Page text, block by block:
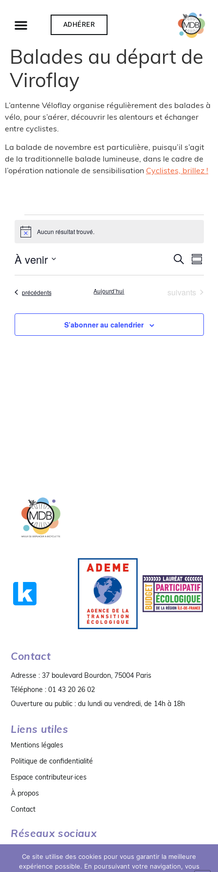
ADHÉRER
Balades au départ de
Viroflay
L’antenne Véloflay organise régulièrement des balades à
vélo, pour s’aérer, découvrir les alentours et échanger
entre cyclistes.
La balade de novembre est particulière, puisqu’il s’agit
de la traditionnelle balade lumineuse, dans le cadre de
l’opération nationale de sensibilisation Cyclistes, brillez !
Notice Aucun résultat trouvé.
et
vues
Recherche
À venir
la
Évènements
précédents Aujourd’hui Évènements
suivants
S’abonner au calendrier
Contact
Adresse : 37 boulevard Bourdon, 75004 Paris
Téléphone : 01 43 20 26 02
Ouverture au public : du lundi au vendredi, de 14h à 18h
Liens utiles
Mentions légales
Politique de confidentialité
Espace contributeur·ices
À propos
Contact
Réseaux sociaux
Ce site utilise des cookies pour vous garantir la meilleure
expérience possible. En poursuivant votre navigation, vous